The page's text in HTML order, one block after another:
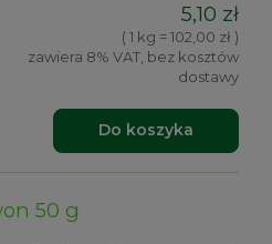
5,10 zł
( 1 kg = 102,00 zł )
zawiera 8% VAT, bez kosztów
dostawy
Do koszyka
50 g